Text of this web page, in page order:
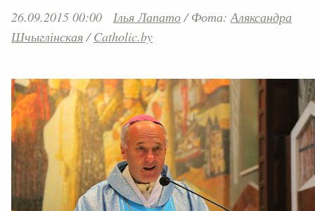
26.09.2015 00:00 Ілья Лапато/Фота:Аляксандра
Шчыглінская/Catholic.by